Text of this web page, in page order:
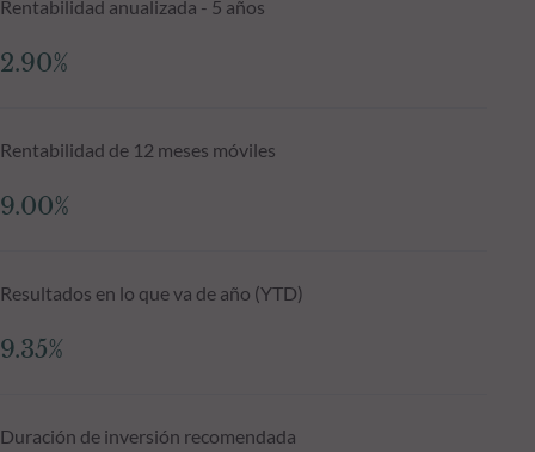
Rentabilidad anualizada - 5 años
2.90%
Rentabilidad de 12 meses móviles
9.00%
Resultados en lo que va de año (YTD)
9.35%
Duración de inversión recomendada